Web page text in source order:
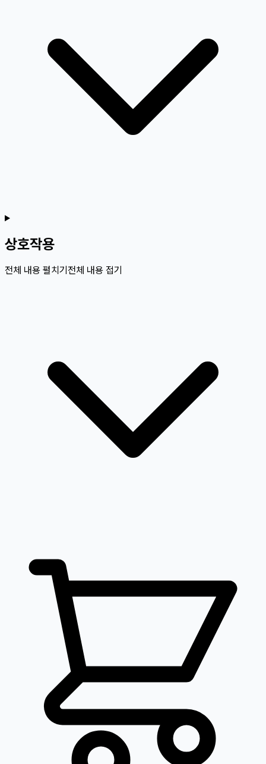
상호작용
전체 내용 펼치기전체 내용 접기